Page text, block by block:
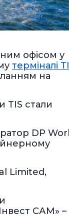
офісом у
терміналі
на
TIS стали
DP
Limited,
САМ» –